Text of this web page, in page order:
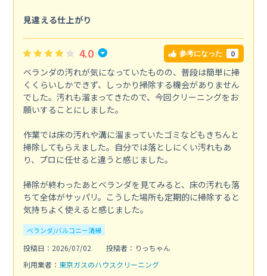
見違える仕上がり
4.0 参考になった 0
ベランダの汚れが気になっていたものの、普段は簡単に掃
くくらいしかできず、しっかり掃除する機会がありません
でした。汚れも溜まってきたので、今回クリーニングをお
願いすることにしました。
作業では床の汚れや溝に溜まっていたゴミなどもきちんと
掃除してもらえました。自分では落としにくい汚れもあ
り、プロに任せると違うと感じました。
掃除が終わったあとベランダを見てみると、床の汚れも落
ちて全体がサッパリ。こうした場所も定期的に掃除すると
気持ちよく使えると感じました。
ベランダ/バルコニー清掃
投稿日：2026/07/02
投稿者：りっちゃん
利用業者： 東京ガスのハウスクリーニング